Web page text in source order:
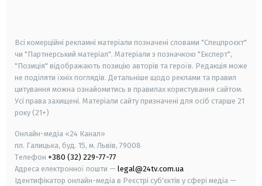
Всі комерційні рекламні матеріали позначені словами "Спецпроєкт"
чи "Партнерський матеріал". Матеріали з позначкою "Експерт",
"Позиція" відображають позицію авторів та героїв. Редакція може
не поділяти їхніх поглядів. Детальніше щодо реклами та правил
цитування можна ознайомитись в правилах користування сайтом.
Усі права захищені. Матеріали сайту призначені для осіб старше 21
року (21+)
Онлайн-медіа «24 Канал»
пл. Галицька, буд. 15, м. Львів, 79008
Телефон +380 (32) 229-77-77
Адреса електронної пошти — legal@24tv.com.ua
Ідентифікатор онлайн-медіа в Реєстрі суб'єктів у сфері медіа —